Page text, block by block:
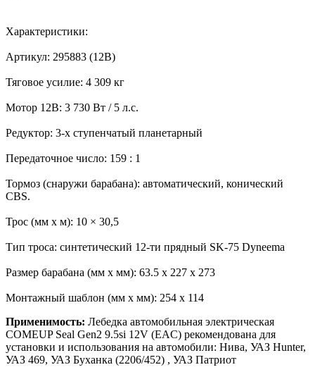
Характеристики:
Артикул: 295883 (12В)
Тяговое усилие: 4 309 кг
Мотор 12В: 3 730 Вт / 5 л.с.
Редуктор: 3-х ступенчатый планетарный
Передаточное число: 159 : 1
Тормоз (снаружи барабана): автоматический, конический
CBS.
Трос (мм x м): 10 × 30,5
Тип троса: синтетический 12-ти прядный SK-75 Dyneema
Размер барабана (мм x мм): 63.5 x 227 х 273
Монтажный шаблон (мм x мм): 254 x 114
Применимость: Лебедка автомобильная электрическая
COMEUP Seal Gen2 9.5si 12V (EAC) рекомендована для
установки и использования на автомобили: Нива, УАЗ Hunter,
УАЗ 469, УАЗ Буханка (2206/452) , УАЗ Патриот